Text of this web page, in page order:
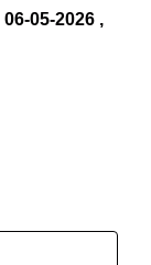
06-05-2026 ,